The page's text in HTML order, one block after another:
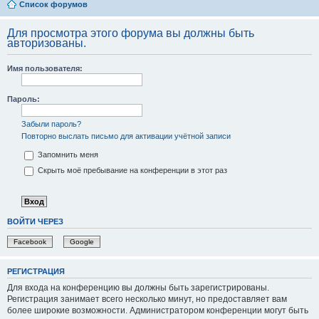
Список форумов
Для просмотра этого форума вы должны быть
авторизованы.
Имя пользователя:
Пароль:
Забыли пароль?
Повторно выслать письмо для активации учётной записи
Запомнить меня
Скрыть моё пребывание на конференции в этот раз
ВОЙТИ ЧЕРЕЗ
Facebook Google
РЕГИСТРАЦИЯ
Для входа на конференцию вы должны быть зарегистрированы.
Регистрация занимает всего несколько минут, но предоставляет вам
более широкие возможности. Администратором конференции могут быть